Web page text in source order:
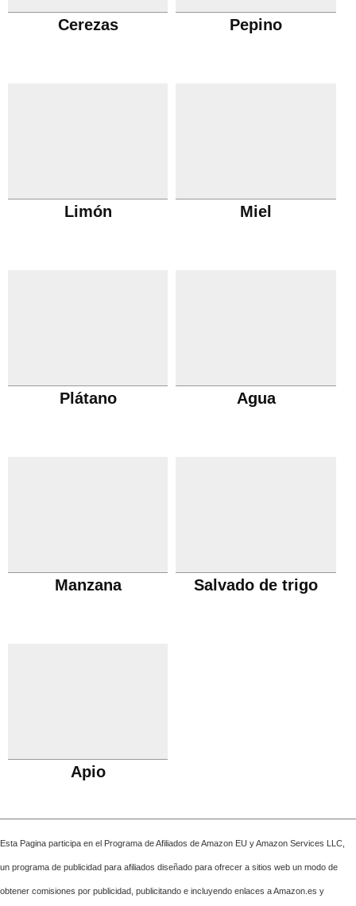
Cerezas Pepino
Limón Miel
Plátano Agua
Manzana Salvado de trigo
Apio
Esta Pagina participa en el Programa de Afiliados de Amazon EU y Amazon Services LLC,
un programa de publicidad para afiliados diseñado para ofrecer a sitios web un modo de
obtener comisiones por publicidad, publicitando e incluyendo enlaces a Amazon.es y